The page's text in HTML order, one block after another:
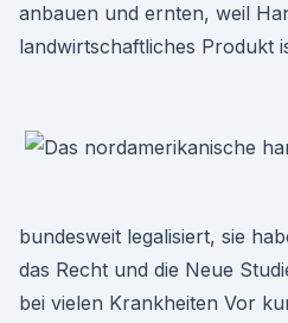
anbauen und ernten, weil
landwirtschaftliches Produkt
bundesweit legalisiert, sie
das Recht und die Neue
bei vielen Krankheiten Vor